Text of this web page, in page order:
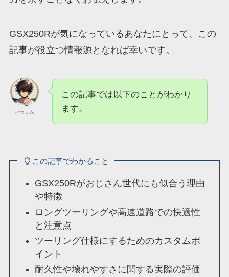
GSX250Rが気になっているあなたにとって、この
記事が役立つ情報源となれば幸いです。
いっしん
この記事では以下のことがわかり
ます。
この記事でわかること
GSX250Rがおじさん世代にも似合う理由
や特徴
ロングツーリングや高速道路での快適性
と注意点
ツーリング仕様にするためのカスタムポ
イント
耐久性や壊れやすさに関する実際の評価